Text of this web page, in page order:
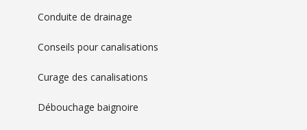
Conduite de drainage
Conseils pour canalisations
Curage des canalisations
Débouchage baignoire